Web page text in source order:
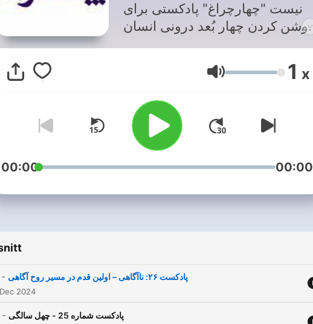
نیست "چهارچراغ" پادکستی برای
روشن کردن چهار بُعد درونی انسان
اینجا یاد می‌گیری چطور زندگی
متعادل‌تری بسازی، رسالت
نسخه خودت تبدیل شوی. من، سید
مسیح رودکی، در این پادکست با
شما از تجربیات شخصی‌ام، تغییراتی
که در زندگی‌ام رخ داد، و روش‌هایی
صحبت می‌کنم. 🎧 آماده‌ای
وب‌سایت: masihrudaki.com
Volym 1 x
00:00 00:00
- پادکست ۲۶: ناآگاهی – اولین قدم در مسیر روح آگاهی
2024
- پادکست شماره 25 - چهل سالگی